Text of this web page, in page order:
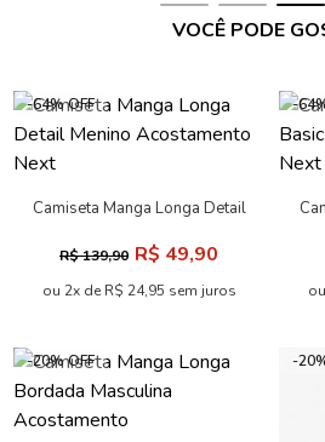
VOCÊ PODE
-64% OFF
Camiseta Manga Longa Detail
R$ 139,90 R$ 49,90
ou 2x de R$ 24,95 sem juros
-
-20% OFF -